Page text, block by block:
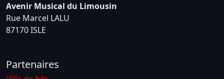
Avenir Musical du Limousin
Rue Marcel LALU
87170 ISLE
Partenaires